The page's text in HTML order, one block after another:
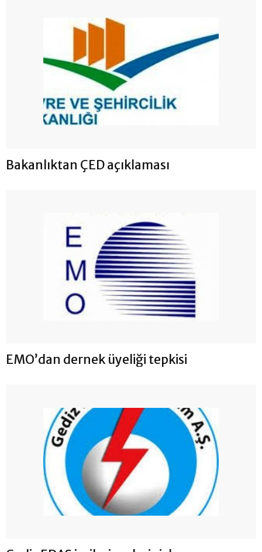
Bakanlıktan ÇED açıklaması
EMO’dan dernek üyeliği tepkisi